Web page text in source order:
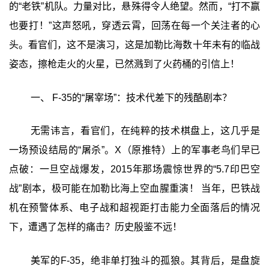
的“老铁”机队。力量对比，悬殊得令人绝望。然而，“打不赢
也要打！”这声怒吼，穿透云霄，回荡在每一个关注者的心
头。看官们，这不是演习，这是加勒比海数十年未有的临战
姿态，擦枪走火的火星，已然溅到了火药桶的引信上！
一、 F-35的“屠宰场”：技术代差下的残酷剧本？
无需讳言，看官们，在纯粹的技术棋盘上，这几乎是
一场预设结局的“屠杀”。X（原推特）上的军事老鸟们早已
点破：一旦空战爆发，2015年那场震惊世界的“5.7印巴空
战”剧本，极可能在加勒比海上空血腥重演！ 当年，巴铁战
机在预警体系、电子战和超视距打击能力全面落后的情况
下，遭遇了怎样的痛击？历史殷鉴不远！
美军的F-35，绝非单打独斗的孤狼。其背后，是盘旋